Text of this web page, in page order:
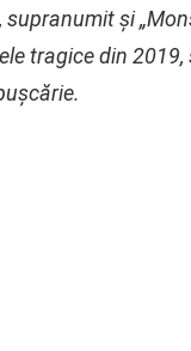
supranumit și
tragice din 2019,